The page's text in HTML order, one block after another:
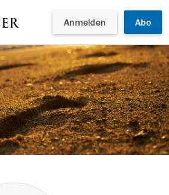
Anmelden Abo